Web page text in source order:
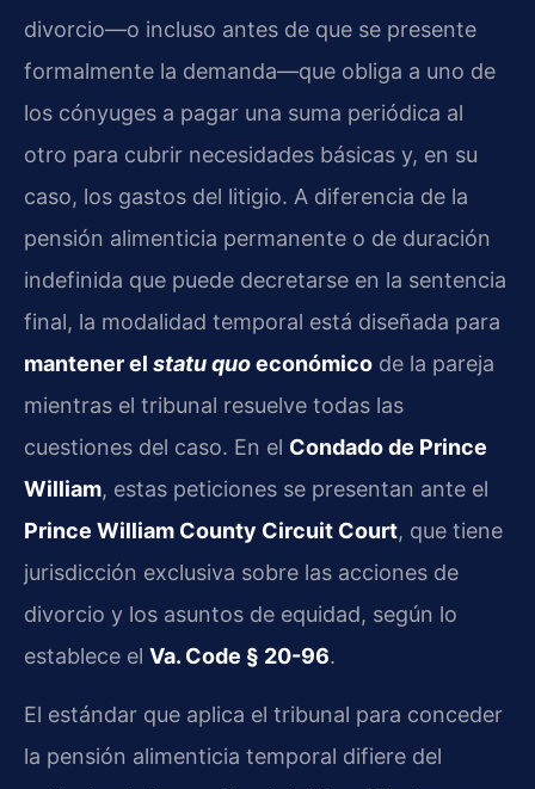
divorcio—o incluso antes de que se presente
formalmente la demanda—que obliga a uno de
los cónyuges a pagar una suma periódica al
otro para cubrir necesidades básicas y, en su
caso, los gastos del litigio. A diferencia de la
pensión alimenticia permanente o de duración
indefinida que puede decretarse en la sentencia
final, la modalidad temporal está diseñada para
mantener el statu quoeconómico de la pareja
mientras el tribunal resuelve todas las
cuestiones del caso. En el Condado de Prince
William, estas peticiones se presentan ante el
Prince William County Circuit Court, que tiene
jurisdicción exclusiva sobre las acciones de
divorcio y los asuntos de equidad, según lo
establece el Va. Code § 20-96.
El estándar que aplica el tribunal para conceder
la pensión alimenticia temporal difiere del